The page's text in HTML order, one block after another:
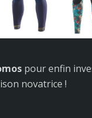
pour enfin
novatrice !